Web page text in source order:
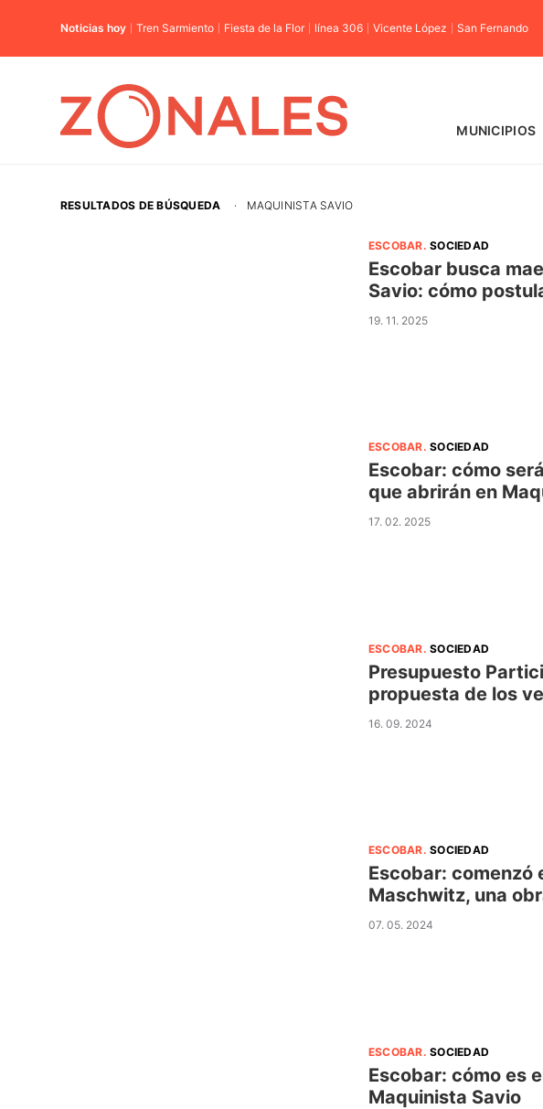
Noticias hoy Tren Sarmiento Fiesta de la Flor línea 306 Vicente López San Fernando
MUNICIPIOS
RESULTADOS DE BÚSQUEDA · MAQUINISTA SAVIO
ESCOBAR.SOCIEDAD
Escobar busca
Savio: cómo
19. 11. 2025
ESCOBAR.SOCIEDAD
Escobar: cómo
que abrirán en
17. 02. 2025
ESCOBAR.SOCIEDAD
Presupuesto
propuesta de los
16. 09. 2024
ESCOBAR.SOCIEDAD
Escobar: comenzó
Maschwitz, una
07. 05. 2024
ESCOBAR.SOCIEDAD
Escobar: cómo es
Maquinista Savio